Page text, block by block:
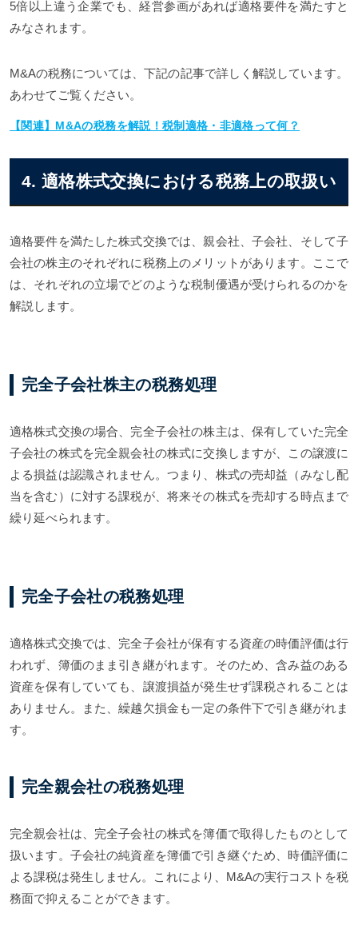
5倍以上違う企業でも、経営参画があれば適格要件を満たすと
みなされます。
M&Aの税務については、下記の記事で詳しく解説しています。
あわせてご覧ください。
【関連】M&Aの税務を解説！税制適格・非適格って何？
4. 適格株式交換における税務上の取扱い
適格要件を満たした株式交換では、親会社、子会社、そして子
会社の株主のそれぞれに税務上のメリットがあります。ここで
は、それぞれの立場でどのような税制優遇が受けられるのかを
解説します。
完全子会社株主の税務処理
適格株式交換の場合、完全子会社の株主は、保有していた完全
子会社の株式を完全親会社の株式に交換しますが、この譲渡に
よる損益は認識されません。つまり、株式の売却益（みなし配
当を含む）に対する課税が、将来その株式を売却する時点まで
繰り延べられます。
完全子会社の税務処理
適格株式交換では、完全子会社が保有する資産の時価評価は行
われず、簿価のまま引き継がれます。そのため、含み益のある
資産を保有していても、譲渡損益が発生せず課税されることは
ありません。また、繰越欠損金も一定の条件下で引き継がれま
す。
完全親会社の税務処理
完全親会社は、完全子会社の株式を簿価で取得したものとして
扱います。子会社の純資産を簿価で引き継ぐため、時価評価に
よる課税は発生しません。これにより、M&Aの実行コストを税
務面で抑えることができます。